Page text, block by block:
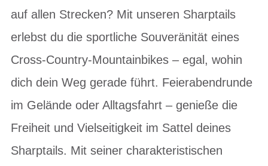
auf allen Strecken? Mit unseren Sharptails
erlebst du die sportliche Souveränität eines
Cross-Country-Mountainbikes – egal, wohin
dich dein Weg gerade führt. Feierabendrunde
im Gelände oder Alltagsfahrt – genieße die
Freiheit und Vielseitigkeit im Sattel deines
Sharptails. Mit seiner charakteristischen